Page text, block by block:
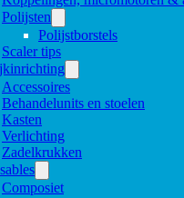
Polijsten
Polijstborstels
Scaler tips
Accessoires
Behandelunits en stoelen
Kasten
Verlichting
Zadelkrukken
Composiet